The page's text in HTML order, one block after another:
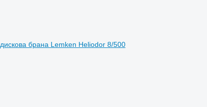
дискова брана Lemken Heliodor 8/500